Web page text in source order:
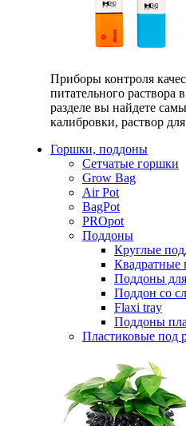
Приборы контроля
питательного раствора
разделе вы найдете
калибровки, раствор
Горшки, поддоны
Сетчатые горшки
Grow Bag
Air Pot
BagPot
PROpot
Поддоны
Круглые
Квадратные
Поддоны для
Поддон со
Flaxi tray
Поддоны
Пластиковые под